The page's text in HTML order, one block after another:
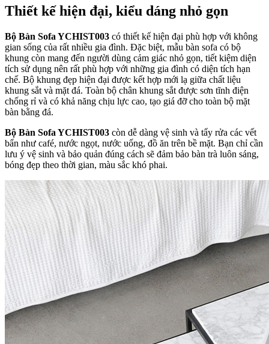
Thiết kế hiện đại, kiểu dáng nhỏ gọn
Bộ Bàn Sofa YCHIST003 có thiết kế hiện đại phù hợp với không
gian sống của rất nhiều gia đình. Đặc biệt, mẫu bàn sofa có bộ
khung còn mang đến người dùng cảm giác nhỏ gọn, tiết kiệm diện
tích sử dụng nên rất phù hợp với những gia đình có diện tích hạn
chế. Bộ khung đẹp hiện đại được kết hợp mới lạ giữa chất liệu
khung sắt và mặt đá. Toàn bộ chân khung sắt được sơn tĩnh điện
chống rỉ và có khả năng chịu lực cao, tạo giá đỡ cho toàn bộ mặt
bàn bằng đá.
Bộ Bàn Sofa YCHIST003 còn dễ dàng vệ sinh và tẩy rửa các vết
bẩn như café, nước ngọt, nước uống, đồ ăn trên bề mặt. Bạn chỉ cần
lưu ý vệ sinh và bảo quản đúng cách sẽ đảm bảo bàn trà luôn sáng,
bóng đẹp theo thời gian, màu sắc khó phai.